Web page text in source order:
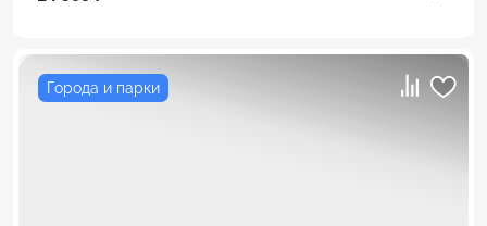
Города и парки